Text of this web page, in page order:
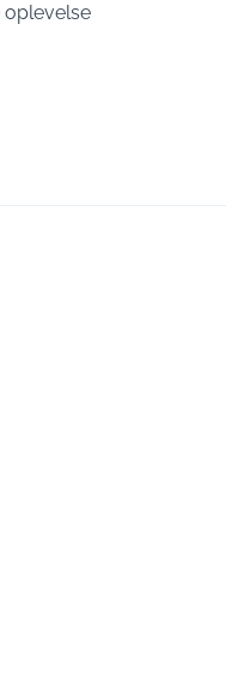
oplevelse